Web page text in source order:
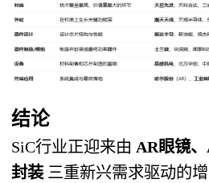
结论
SiC行业正迎来由 ​AR眼镜
封装 三重新兴需求驱动的